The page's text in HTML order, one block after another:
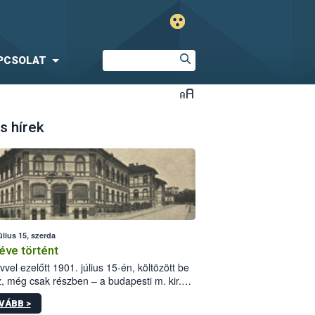
hírek
15, szerda
történt
ezelőtt 1901. július 15-én, költözött be
még csak részben – a budapesti m. kir.
állomás a Kis Rókus utca
alatti, Czigler Győző által tervezett új
>